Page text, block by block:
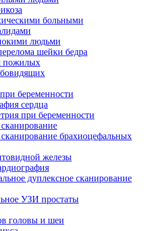
больными
людьми
шейки бедра
пожилых
беременности
сердца
при беременности
брахиоцефальных
железы
дуплексное сканирование
УЗИ простаты
головы и шеи